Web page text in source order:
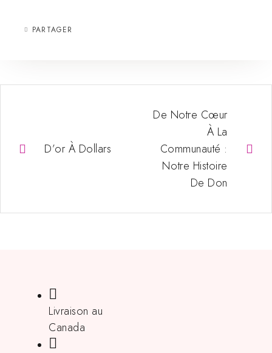
PARTAGER
D’or À Dollars
De Notre Cœur
À La
Communauté :
Notre Histoire
De Don
Livraison au
Canada